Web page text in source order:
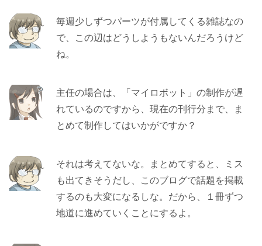
毎週少しずつパーツが付属してくる雑誌なの
で、この辺はどうしようもないんだろうけど
ね。
主任の場合は、「マイロボット」の制作が遅
れているのですから、現在の刊行分まで、ま
とめて制作してはいかがですか？
それは考えてないな。まとめてすると、ミス
も出てきそうだし、このブログで話題を掲載
するのも大変になるしな。だから、１冊ずつ
地道に進めていくことにするよ。